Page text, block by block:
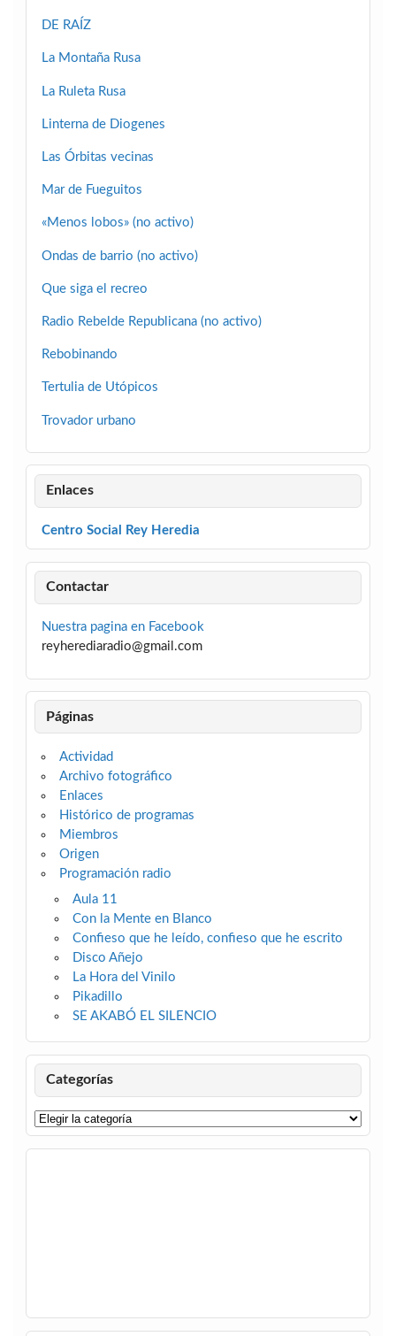
DE RAÍZ
La Montaña Rusa
La Ruleta Rusa
Linterna de Diogenes
Las Órbitas vecinas
Mar de Fueguitos
«Menos lobos» (no activo)
Ondas de barrio (no activo)
Que siga el recreo
Radio Rebelde Republicana (no activo)
Rebobinando
Tertulia de Utópicos
Trovador urbano
Enlaces
Centro Social Rey Heredia
Contactar
Nuestra pagina en Facebook
reyherediaradio@gmail.com
Páginas
Actividad
Archivo fotográfico
Enlaces
Histórico de programas
Miembros
Origen
Programación radio
Aula 11
Con la Mente en Blanco
Confieso que he leído, confieso que he escrito
Disco Añejo
La Hora del Vinilo
Pikadillo
SE AKABÓ EL SILENCIO
Categorías
Categorías